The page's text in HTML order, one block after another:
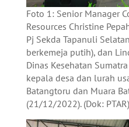
Foto 1: Senior Manager
Resources Christine
Pj Sekda Tapanuli
berkemeja putih), dan
Dinas Kesehatan
kepala desa dan lurah
Batangtoru dan Muara
(21/12/2022). (Dok: PTAR)